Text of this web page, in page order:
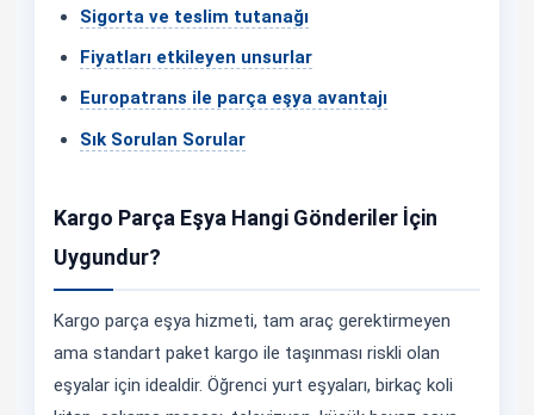
Sigorta ve teslim tutanağı
Fiyatları etkileyen unsurlar
Europatrans ile parça eşya avantajı
Sık Sorulan Sorular
Kargo Parça Eşya Hangi Gönderiler İçin
Uygundur?
Kargo parça eşya hizmeti, tam araç gerektirmeyen
ama standart paket kargo ile taşınması riskli olan
eşyalar için idealdir. Öğrenci yurt eşyaları, birkaç koli